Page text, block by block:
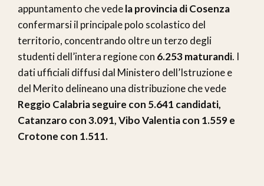
appuntamento che vedela provincia di Cosenza
confermarsi il principale polo scolastico del
territorio, concentrando oltre un terzo degli
studenti dell’intera regione con 6.253 maturandi. I
dati ufficiali diffusi dal Ministero dell’Istruzione e
del Merito delineano una distribuzione che vede
Reggio Calabria seguire con 5.641 candidati,
Catanzaro con 3.091, Vibo Valentia con 1.559 e
Crotone con 1.511.